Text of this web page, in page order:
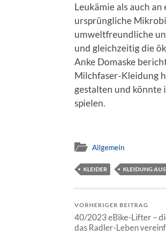
Leukämie als auch
ursprüngliche
umweltfreundliche
und gleichzeitig die
Anke Domaske
Milchfaser-Kleidung
gestalten und könnte
spielen.
Allgemein
KLEIDER KLEIDUNG
VORHERIGER BEITRAG
40/2023 eBike-Lifter –
das Radler-Leben